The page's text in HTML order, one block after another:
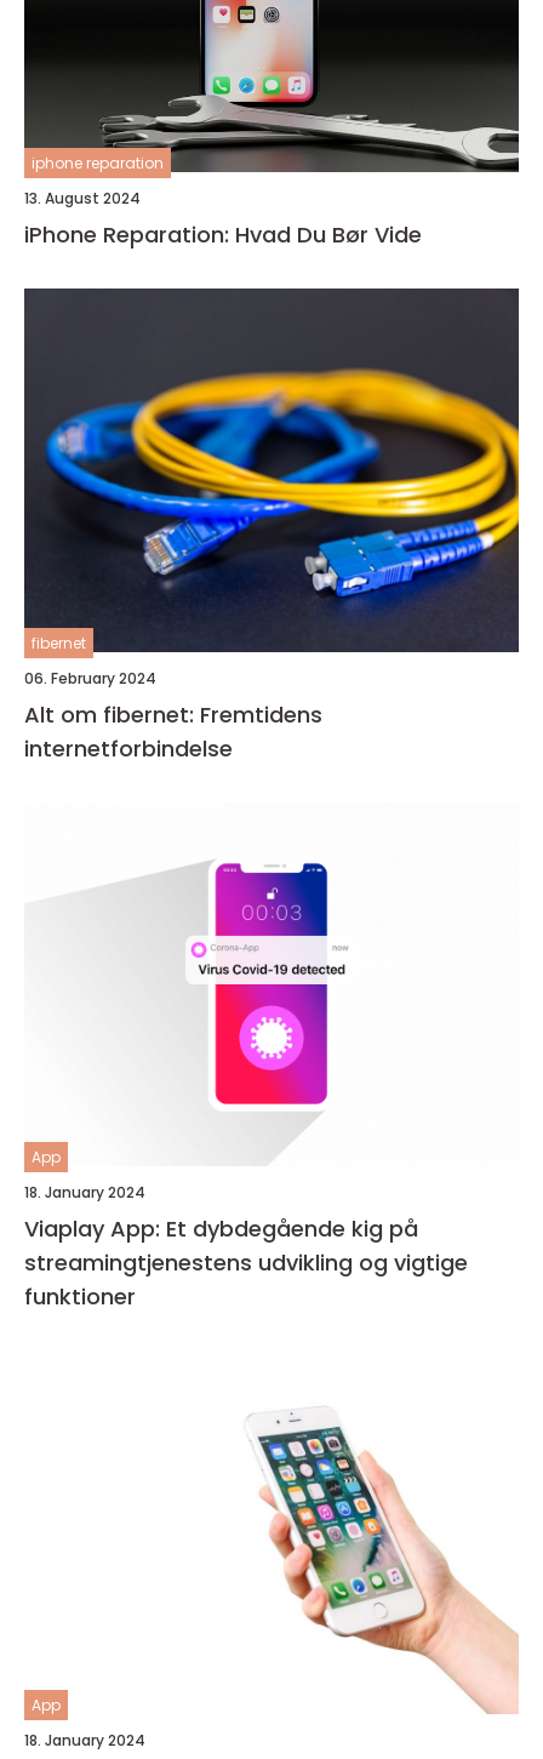
iphone reparation
13. August 2024
iPhone Reparation: Hvad Du Bør Vide
fibernet
06. February 2024
Alt om fibernet: Fremtidens
internetforbindelse
App
18. January 2024
Viaplay App: Et dybdegående kig på
streamingtjenestens udvikling og vigtige
funktioner
App
18. January 2024